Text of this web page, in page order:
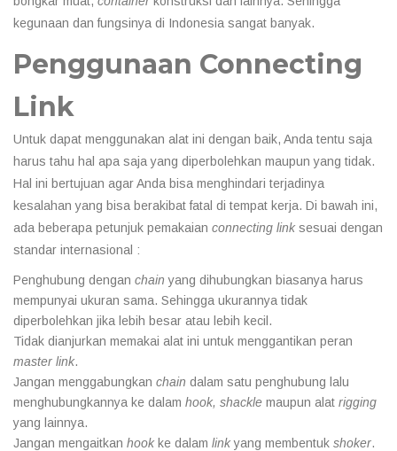
kegunaan dan fungsinya di Indonesia sangat banyak.
Penggunaan Connecting
Link
Untuk dapat menggunakan alat ini dengan baik, Anda tentu saja
harus tahu hal apa saja yang diperbolehkan maupun yang tidak.
Hal ini bertujuan agar Anda bisa menghindari terjadinya
kesalahan yang bisa berakibat fatal di tempat kerja. Di bawah ini,
ada beberapa petunjuk pemakaian connecting link sesuai dengan
standar internasional :
Penghubung dengan chain yang dihubungkan biasanya harus
mempunyai ukuran sama. Sehingga ukurannya tidak
diperbolehkan jika lebih besar atau lebih kecil.
Tidak dianjurkan memakai alat ini untuk menggantikan peran
master link.
Jangan menggabungkan chain dalam satu penghubung lalu
menghubungkannya ke dalam hook, shackle maupun alat rigging
yang lainnya.
Jangan mengaitkan hook ke dalam linkyang membentuk shoker.